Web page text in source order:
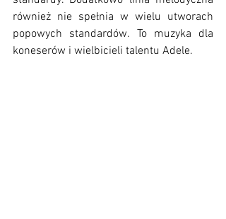
również nie spełnia w wielu utworach
popowych standardów. To muzyka dla
koneserów i wielbicieli talentu Adele.